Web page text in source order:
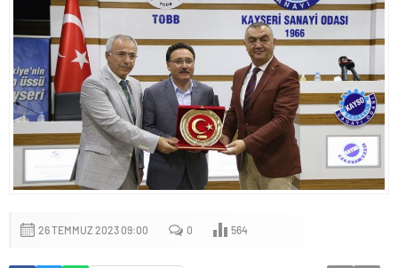
26 TEMMUZ 2023 09:00 0 564